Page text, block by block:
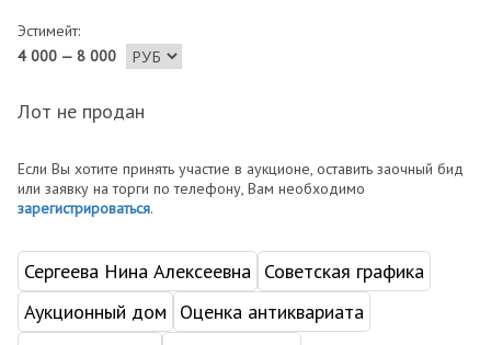
Эстимейт:
4 000 — 8 000
Лот не продан
Если Вы хотите принять участие в аукционе, оставить заочный бид
или заявку на торги по телефону, Вам необходимо
зарегистрироваться.
Сергеева Нина Алексеевна Советская графика
Аукционный дом
Оценка антиквариата